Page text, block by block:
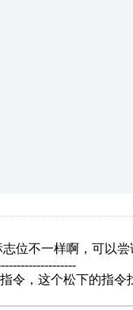
不一样啊，可以尝
令，这个松下的指令